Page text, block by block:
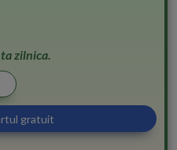
zilnica.